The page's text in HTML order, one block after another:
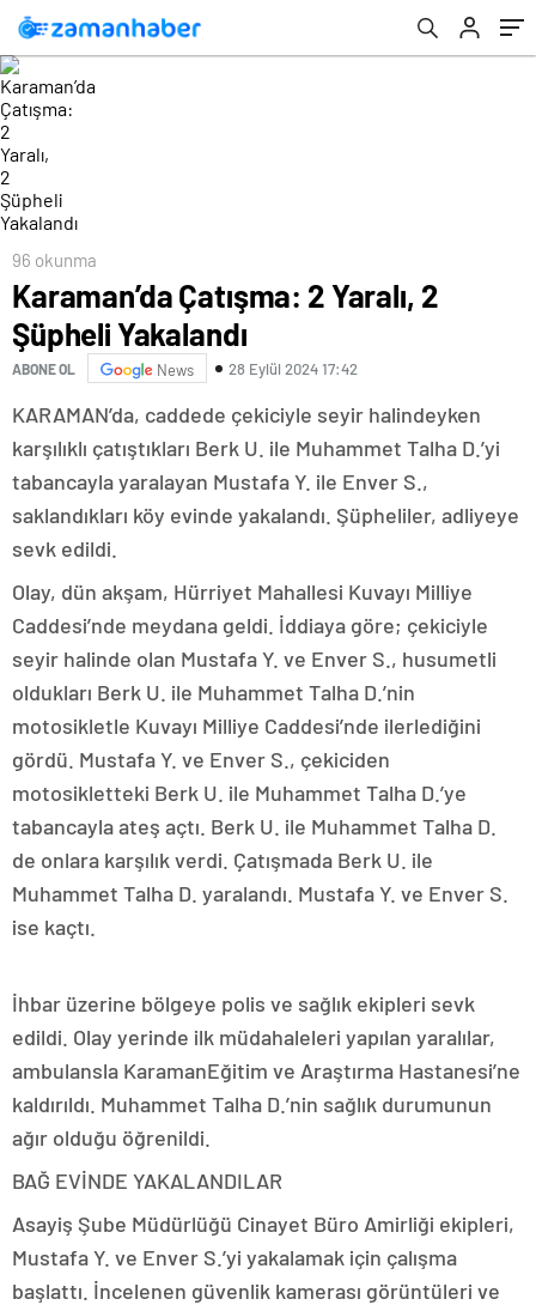
96 okunma
Karaman’da Çatışma: 2 Yaralı, 2
Şüpheli Yakalandı
ABONE OL News 28 Eylül 2024 17:42
KARAMAN’da, caddede çekiciyle seyir halindeyken
karşılıklı çatıştıkları Berk U. ile Muhammet Talha D.’yi
tabancayla yaralayan Mustafa Y. ile Enver S.,
saklandıkları köy evinde yakalandı. Şüpheliler, adliyeye
sevk edildi.
Olay, dün akşam, Hürriyet Mahallesi Kuvayı Milliye
Caddesi’nde meydana geldi. İddiaya göre; çekiciyle
seyir halinde olan Mustafa Y. ve Enver S., husumetli
oldukları Berk U. ile Muhammet Talha D.’nin
motosikletle Kuvayı Milliye Caddesi’nde ilerlediğini
gördü. Mustafa Y. ve Enver S., çekiciden
motosikletteki Berk U. ile Muhammet Talha D.’ye
tabancayla ateş açtı. Berk U. ile Muhammet Talha D.
de onlara karşılık verdi. Çatışmada Berk U. ile
Muhammet Talha D. yaralandı. Mustafa Y. ve Enver S.
ise kaçtı.
İhbar üzerine bölgeye polis ve sağlık ekipleri sevk
edildi. Olay yerinde ilk müdahaleleri yapılan yaralılar,
ambulansla KaramanEğitim ve Araştırma Hastanesi’ne
kaldırıldı. Muhammet Talha D.’nin sağlık durumunun
ağır olduğu öğrenildi.
BAĞ EVİNDE YAKALANDILAR
Asayiş Şube Müdürlüğü Cinayet Büro Amirliği ekipleri,
Mustafa Y. ve Enver S.’yi yakalamak için çalışma
başlattı. İncelenen güvenlik kamerası görüntüleri ve